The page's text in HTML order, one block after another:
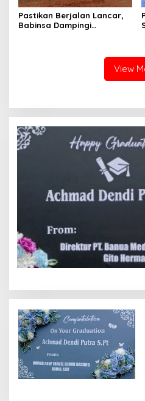
Pastikan Berjalan Lancar,
Babinsa Dampingi
View